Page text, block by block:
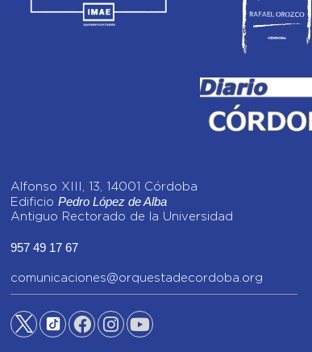
Alfonso XIII, 13, 14001 Córdoba
Edificio Pedro López de Alba
Antiguo Rectorado de la Universidad
957 49 17 67
comunicaciones@orquestadecordoba.org